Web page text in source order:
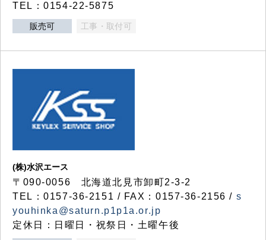
TEL：0154-22-5875
販売可 工事・取付可
(株)水沢エース
〒090-0056 北海道北見市卸町2-3-2
TEL：0157-36-2151 / FAX：0157-36-2156 / s
youhinka@saturn.p1p1a.or.jp
定休日：日曜日・祝祭日・土曜午後